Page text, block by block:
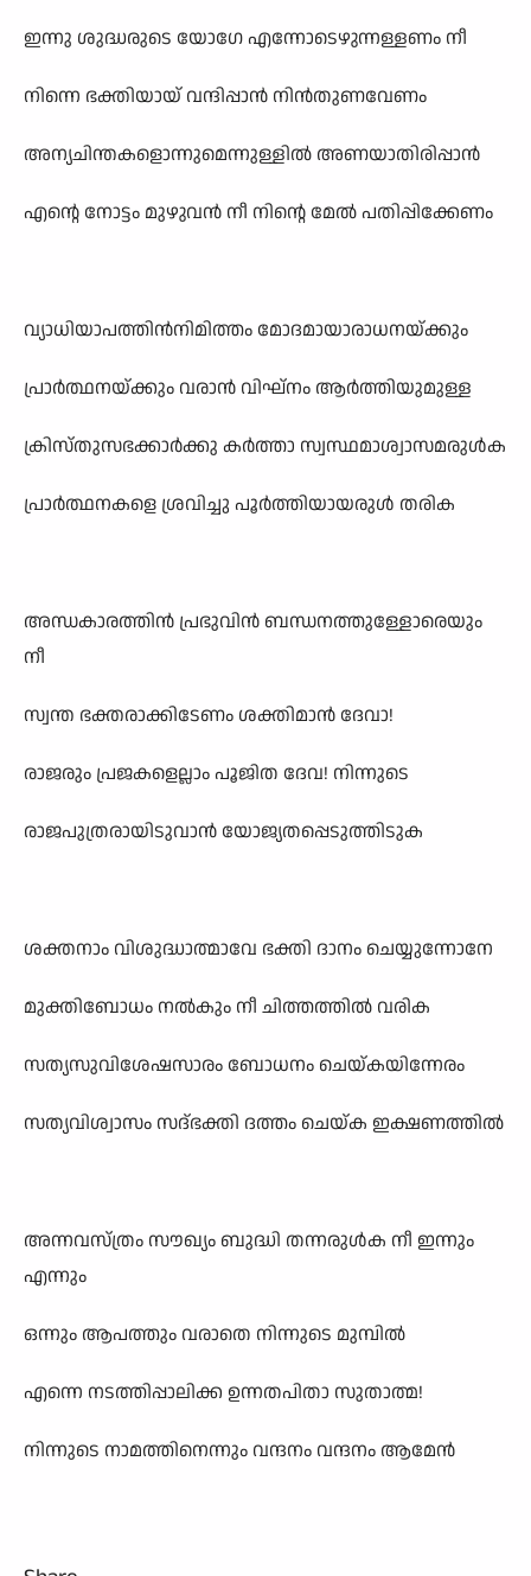
ഇന്നു ശുദ്ധരുടെ യോഗേ എന്നോടെഴുന്നള്ളണം നീ
നിന്നെ ഭക്തിയായ് വന്ദിപ്പാൻ നിൻതുണവേണം
അന്യചിന്തകളൊന്നുമെന്നുള്ളിൽ അണയാതിരിപ്പാൻ
എന്റെ നോട്ടം മുഴുവൻ നീ നിന്റെ മേൽ പതിപ്പിക്കേണം
വ്യാധിയാപത്തിൻനിമിത്തം മോദമായാരാധനയ്ക്കും
പ്രാർത്ഥനയ്ക്കും വരാൻ വിഘ്നം ആർത്തിയുമുള്ള
ക്രിസ്തുസഭക്കാർക്കു കർത്താ സ്വസ്ഥമാശ്വാസമരുൾക
പ്രാർത്ഥനകളെ ശ്രവിച്ചു പൂർത്തിയായരുൾ തരിക
അന്ധകാരത്തിൻ പ്രഭുവിൻ ബന്ധനത്തുള്ളോരെയും
നീ
സ്വന്ത ഭക്തരാക്കിടേണം ശക്തിമാൻ ദേവാ!
രാജരും പ്രജകളെല്ലാം പൂജിത ദേവ! നിന്നുടെ
രാജപുത്രരായിടുവാൻ യോജ്യതപ്പെടുത്തിടുക
ശക്തനാം വിശുദ്ധാത്മാവേ ഭക്തി ദാനം ചെയ്യുന്നോനേ
മുക്തിബോധം നൽകും നീ ചിത്തത്തിൽ വരിക
സത്യസുവിശേഷസാരം ബോധനം ചെയ്കയിന്നേരം
സത്യവിശ്വാസം സദ്ഭക്തി ദത്തം ചെയ്ക ഇക്ഷണത്തിൽ
അന്നവസ്ത്രം സൗഖ്യം ബുദ്ധി തന്നരുൾക നീ ഇന്നും
എന്നും
ഒന്നും ആപത്തും വരാതെ നിന്നുടെ മുമ്പിൽ
എന്നെ നടത്തിപ്പാലിക്ക ഉന്നതപിതാ സുതാത്മ!
നിന്നുടെ നാമത്തിനെന്നും വന്ദനം വന്ദനം ആമേൻ